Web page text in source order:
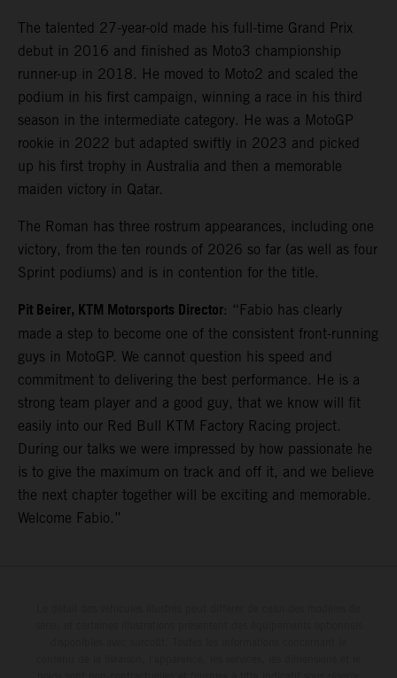
The talented 27-year-old made his full-time Grand Prix
debut in 2016 and finished as Moto3 championship
runner-up in 2018. He moved to Moto2 and scaled the
podium in his first campaign, winning a race in his third
season in the intermediate category. He was a MotoGP
rookie in 2022 but adapted swiftly in 2023 and picked
up his first trophy in Australia and then a memorable
maiden victory in Qatar.
The Roman has three rostrum appearances, including one
victory, from the ten rounds of 2026 so far (as well as four
Sprint podiums) and is in contention for the title.
Pit Beirer, KTM Motorsports Director: “Fabio has clearly
made a step to become one of the consistent front-running
guys in MotoGP. We cannot question his speed and
commitment to delivering the best performance. He is a
strong team player and a good guy, that we know will fit
easily into our Red Bull KTM Factory Racing project.
During our talks we were impressed by how passionate he
is to give the maximum on track and off it, and we believe
the next chapter together will be exciting and memorable.
Welcome Fabio.”